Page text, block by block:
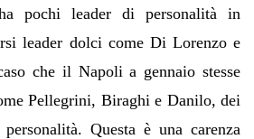
pochi leader di personalità in
leader dolci come Di Lorenzo e
che il Napoli a gennaio stesse
Pellegrini, Biraghi e Danilo, dei
Questa è una carenza